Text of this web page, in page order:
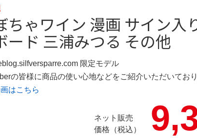
ちゃワイン 漫画 サイン入
ード 三浦みつる その他
限定モデル
の皆様に商品の使い心地などをご紹介いただいており
はこちら
ネット販売
価格（税込）